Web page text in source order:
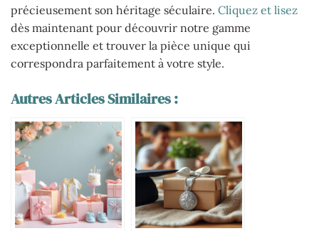
précieusement son héritage séculaire. Cliquez et lisez
dès maintenant pour découvrir notre gamme
exceptionnelle et trouver la pièce unique qui
correspondra parfaitement à votre style.
Autres Articles Similaires :